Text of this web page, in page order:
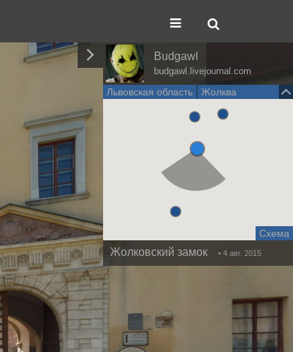
Budgawl
budgawl.livejournal.com
Львовская область Жолква
Схема
Жолковский замок • 4 авг. 2015